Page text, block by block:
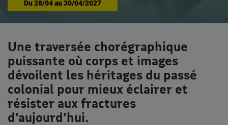
Du28/04au30/04/2027
Une traversée chorégraphique
puissante où corps et images
dévoilent les héritages du passé
colonial pour mieux éclairer et
résister aux fractures
d’aujourd’hui.